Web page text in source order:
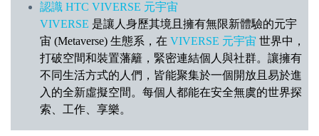
認識 HTC VIVERSE 元宇宙
VIVERSE 是讓人身歷其境且擁有無限新體驗的元宇
宙 (Metaverse) 生態系，在 VIVERSE 元宇宙 世界中，
打破空間和裝置藩籬，緊密連結個人與社群。讓擁有
不同生活方式的人們，皆能聚集於一個開放且易於進
入的全新虛擬空間。每個人都能在安全無虞的世界探
索、工作、享樂。